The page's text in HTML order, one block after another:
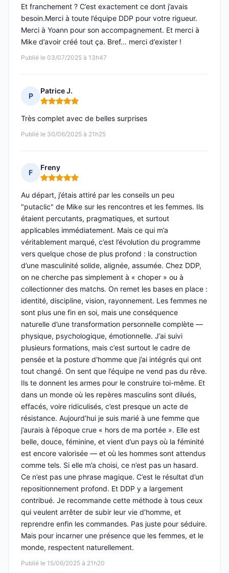
Publié le 03/07/2025 à 13h47
Et franchement ? C’est exactement ce dont j’avais
besoin.Merci à toute l’équipe DDP pour votre rigueur.
Merci à Yoann pour son accompagnement. Et merci à
Mike d’avoir créé tout ça. Bref… merci d’exister !
P
Patrice J.
Note : 5 sur 5
Publié le 30/06/2025 à 21h25
Très complet avec de belles surprises
F
Freny
Note : 5 sur 5
Publié le 15/06/2025 à 21h20
Au départ, j’étais attiré par les conseils un peu
"putaclic" de Mike sur les rencontres et les femmes. Ils
étaient percutants, pragmatiques, et surtout
applicables immédiatement. Mais ce qui m’a
véritablement marqué, c’est l’évolution du programme
vers quelque chose de plus profond : la construction
d’une masculinité solide, alignée, assumée. Chez DDP,
on ne cherche pas simplement à « choper » ou à
collectionner des matchs. On remet les bases en place :
identité, discipline, vision, rayonnement. Les femmes ne
sont plus une fin en soi, mais une conséquence
naturelle d’une transformation personnelle complète —
physique, psychologique, émotionnelle. J’ai suivi
plusieurs formations, mais c’est surtout le cadre de
pensée et la posture d'homme que j’ai intégrés qui ont
tout changé. On sent que l’équipe ne vend pas du rêve.
Ils te donnent les armes pour le construire toi-même. Et
dans un monde où les repères masculins sont dilués,
effacés, voire ridiculisés, c’est presque un acte de
résistance. Aujourd’hui je suis marié à une femme que
j’aurais à l’époque crue « hors de ma portée ». Elle est
belle, douce, féminine, et vient d’un pays où la féminité
est encore valorisée — et où les hommes sont attendus
comme tels. Si elle m’a choisi, ce n’est pas un hasard.
Ce n’est pas une phrase magique. C’est le résultat d’un
repositionnement profond. Et DDP y a largement
contribué. Je recommande cette méthode à tous ceux
qui veulent arrêter de subir leur vie d’homme, et
reprendre enfin les commandes. Pas juste pour séduire.
Mais pour incarner une présence que les femmes, et le
monde, respectent naturellement.